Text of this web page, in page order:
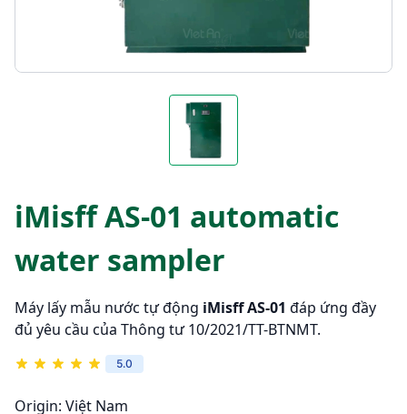
iMisff AS-01 automatic
water sampler
Máy lấy mẫu nước tự động iMisff AS-01 đáp ứng đầy
đủ yêu cầu của Thông tư 10/2021/TT-BTNMT.
5.0
Origin: Việt Nam